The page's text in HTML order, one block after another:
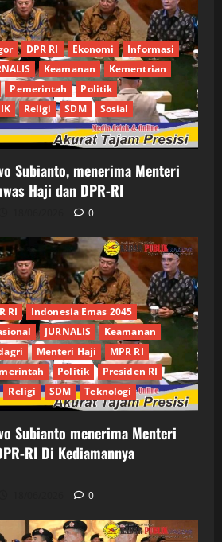
DPR RI Ekonomi
Informasi
Keamanan
Kementrian
Pemerintah
Politik
Religi SDM
Sosial
Subianto, menerima Menteri
Haji dan DPR-RI
0
RI
Indonesia Emas 2045
JURNALIS
Keamanan
Menteri Haji
MPR RI
Politik
Presiden RI
Religi SDM Teknologi
Subianto menerima Menteri
RI Di Kediamannya
0